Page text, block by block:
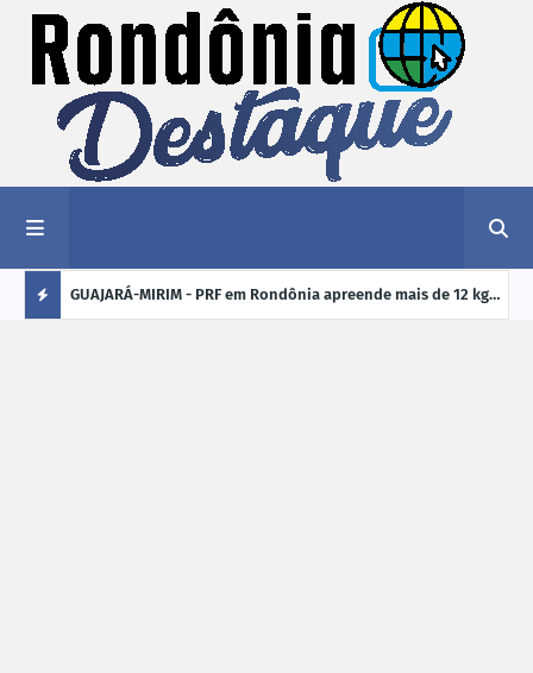
kg de GUAJARÁ-MIRIM - PRF em Rondônia apreende mais de 12 kg